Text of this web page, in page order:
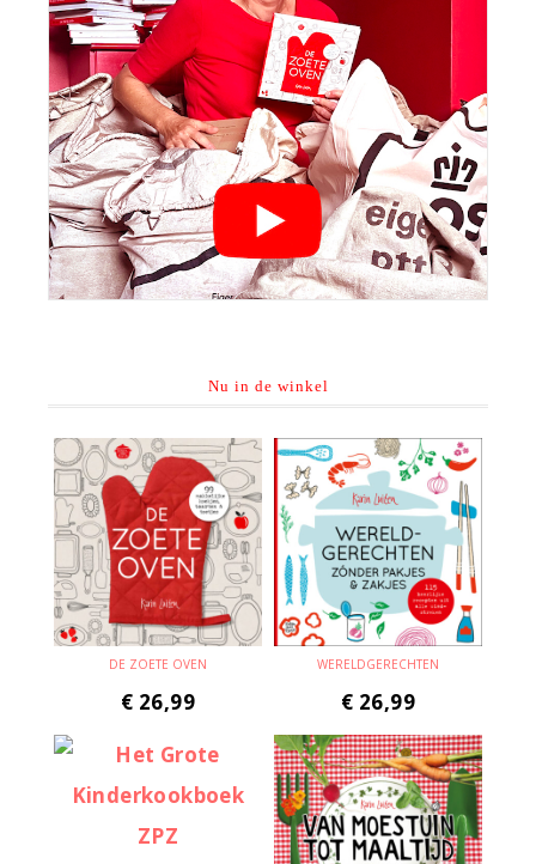
Nu in de winkel
DE ZOETE OVEN
€ 26,99
WERELDGERECHTEN
€ 26,99